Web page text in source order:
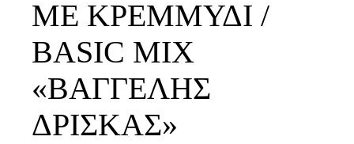
ΜΕ ΚΡΕΜΜΥΔΙ /
BASIC MIX
«ΒΑΓΓΕΛΗΣ
ΔΡΙΣΚΑΣ»